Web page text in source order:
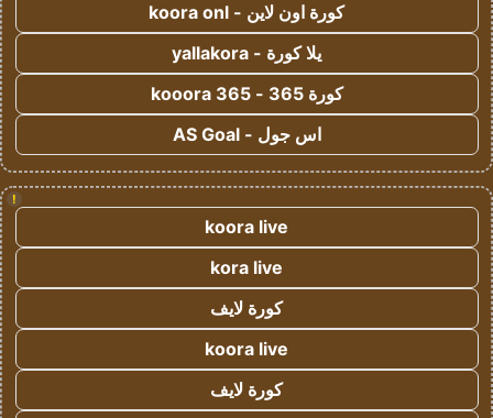
كورة اون لاين - koora onl
يلا كورة - yallakora
كورة 365 - kooora 365
اس جول - AS Goal
!
koora live
kora live
كورة لايف
koora live
كورة لايف